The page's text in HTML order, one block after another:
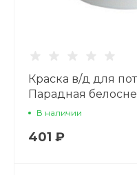
Краска в/д для
Парадная
В наличии
401 ₽